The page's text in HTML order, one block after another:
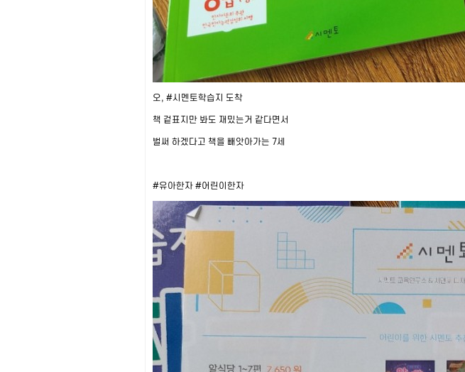
오, #시멘토학습지 도착
책 겉표지만 봐도 재밌는거 같다면서
벌써 하겠다고 책을 빼앗아가는 7세
#유아한자 #어린이한자